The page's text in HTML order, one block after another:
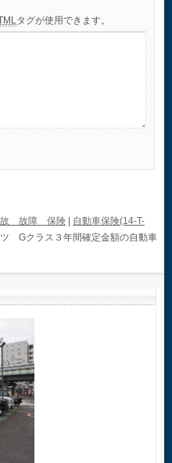
タグが使用できます。
故 故障 保険
自動車保険(14-T-
ツ Gクラス３年間確定金額の自動車